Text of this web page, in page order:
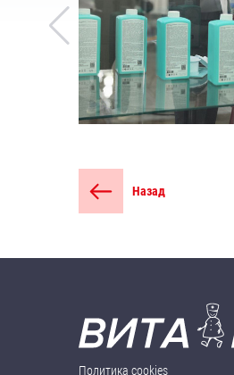
Назад
Политика cookies